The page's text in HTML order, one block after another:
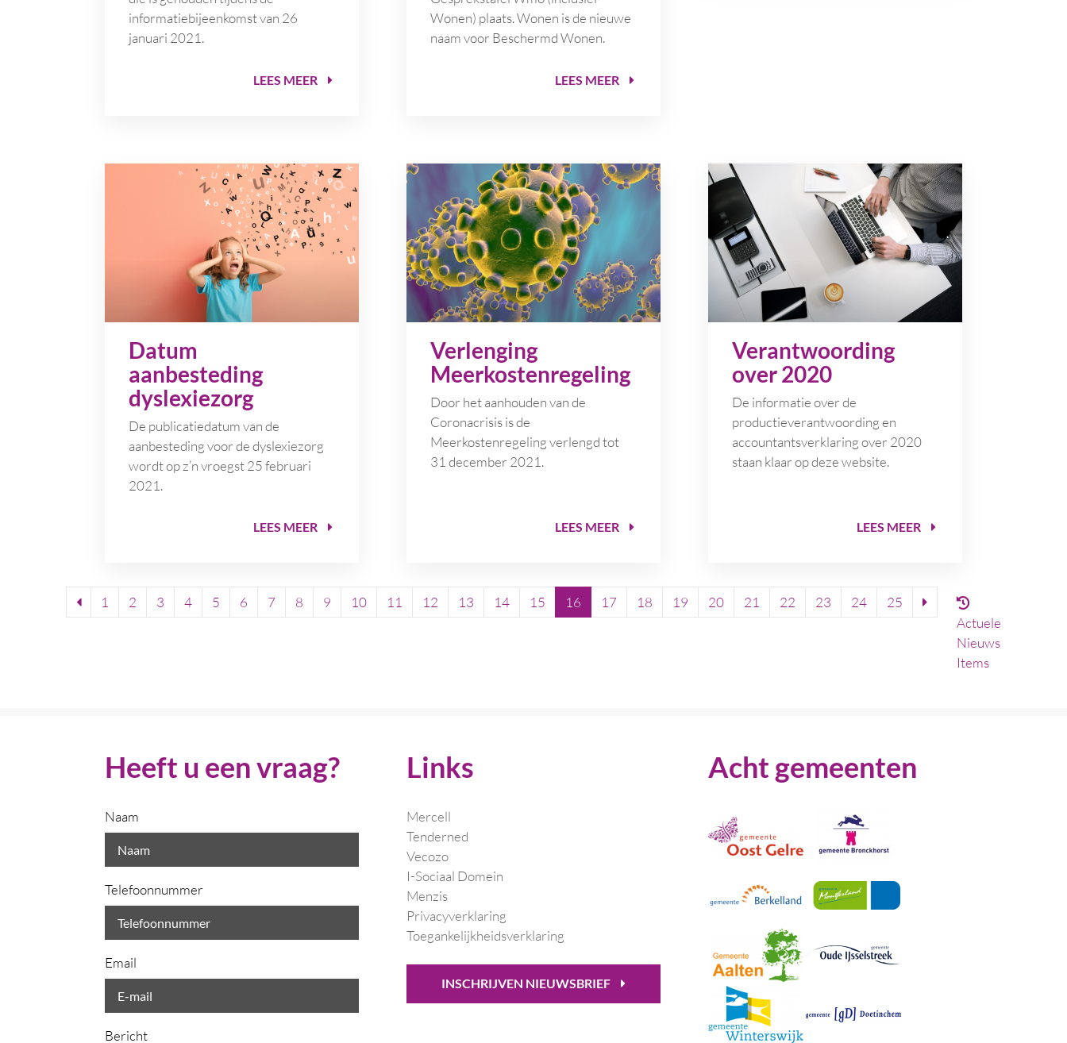
informatiebijeenkomst van 26
januari 2021.
LEES MEER
Wonen) plaats. Wonen is de nieuwe
naam voor Beschermd Wonen.
LEES MEER
Datum
aanbesteding
dyslexiezorg
De publicatiedatum van de
aanbesteding voor de dyslexiezorg
wordt op z’n vroegst 25 februari
2021.
LEES MEER
Verlenging
Meerkostenregeling
Door het aanhouden van de
Coronacrisis is de
Meerkostenregeling verlengd tot
31 december 2021.
LEES MEER
Verantwoording
over 2020
De informatie over de
productieverantwoording en
accountantsverklaring over 2020
staan klaar op deze website.
LEES MEER
1 2 3 4 5 6 7 8 9 10 11 12 13 14 15 16 17 18 19 20 21 22 23 24
25
Actuele
Nieuws
Items
Heeft u een vraag?
Naam
Telefoonnummer
Email
Bericht
Links
Mercell
Tenderned
Vecozo
I-Sociaal Domein
Menzis
Privacyverklaring
Toegankelijkheidsverklaring
INSCHRIJVEN NIEUWSBRIEF
Acht gemeenten